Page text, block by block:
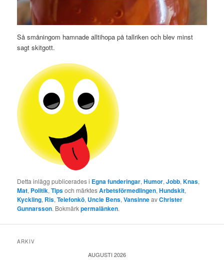
Så småningom hamnade alltihopa på tallriken och blev minst
sagt skitgott.
Detta inlägg publicerades i Egna funderingar,Humor,Jobb,Knas,
Mat, Politik,Tipsoch märktesArbetsförmedlingen,Hundskit,
Kyckling, Ris,Telefonkö, Uncle Bens,VansinneavChrister
Gunnarsson. Bokmärkpermalänken.
ARKIV
AUGUSTI 2026